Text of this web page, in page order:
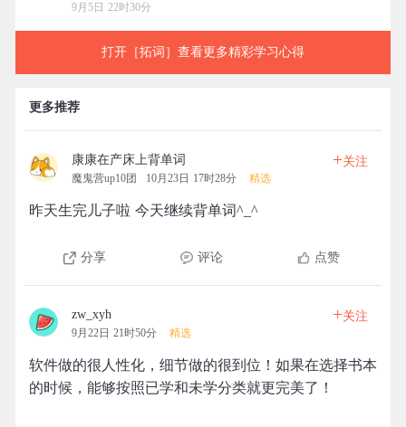
9月5日 22时30分
打开［拓词］查看更多精彩学习心得
更多推荐
康康在产床上背单词
魔鬼营up10团 10月23日 17时28分 精选
+关注
昨天生完儿子啦 今天继续背单词^_^
分享 评论 点赞
zw_xyh
9月22日 21时50分 精选
+关注
软件做的很人性化，细节做的很到位！如果在选择书本
的时候，能够按照已学和未学分类就更完美了！